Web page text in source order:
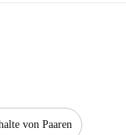
von Paaren